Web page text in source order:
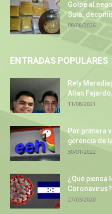
Golpe al
Sula:
08/08/2026
ENTRADAS POPULARES
Rely
Allan
11/08/2021
Por primera
gerencia de
30/01/2022
¿Qué piensa
27/03/2020